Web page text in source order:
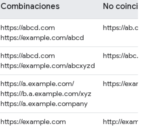
Combinaciones No
https://abcd.com
https://example.com/abcd
https://
https://abcd.com
https://example.com/abcxyzd
https://
https://a.example.com/
https://b.a.example.com/xyz
https://a.example.company
https://
https://example.com
http://